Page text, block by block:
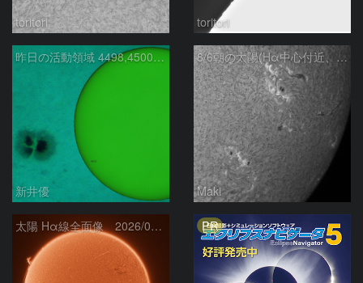
toritori toritori
昨日の活動領域 4498,4500：2026/08/05
新井優
8/6朝の太陽(Hα中心付近、4498、4502付近)
Maki
太陽 Hα線全面像 2026/08/06 PR